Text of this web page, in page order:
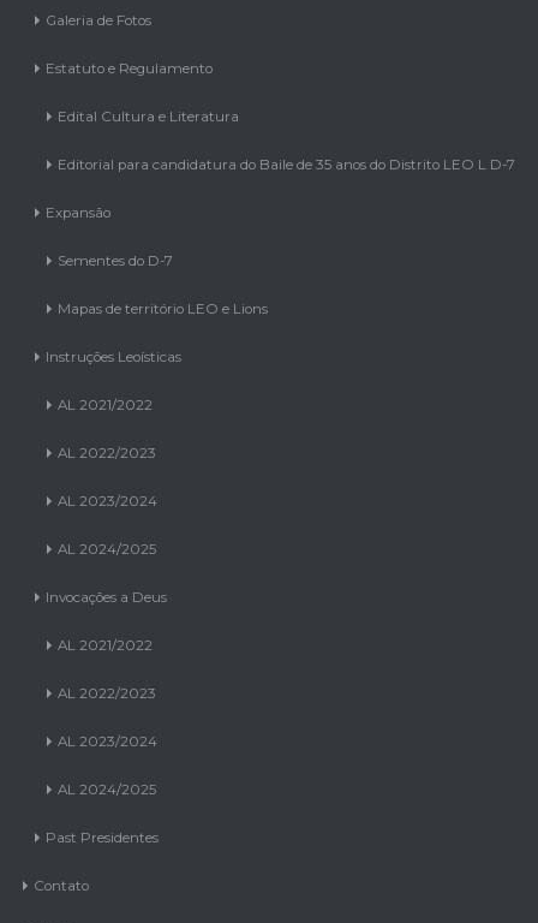
Galeria de Fotos
Estatuto e Regulamento
Edital Cultura e Literatura
Editorial para candidatura do Baile de 35 anos do Distrito LEO L D-7
Expansão
Sementes do D-7
Mapas de território LEO e Lions
Instruções Leoísticas
AL 2021/2022
AL 2022/2023
AL 2023/2024
AL 2024/2025
Invocações a Deus
AL 2021/2022
AL 2022/2023
AL 2023/2024
AL 2024/2025
Past Presidentes
Contato